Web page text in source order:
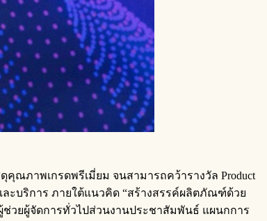
ณภาพเกรดพรีเมี่ยม จนสามารถคว้ารางวัล Product
ละบริการ ภายใต้แนวคิด “สร้างสรรค์ผลิตภัณฑ์ด้วย
ช่วยผู้จัดการทั่วไปส่วนงานประชาสัมพันธ์ แผนกการ